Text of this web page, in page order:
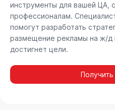
инструменты для вашей ЦА,
профессионалам.
помогут разработать
размещение рекламы на ж/д
достигнет цели.